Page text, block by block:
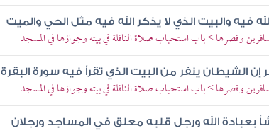
فيه والبيت الذي لا يذكر الله فيه مثل الحي والميت
وقصرها > باب استحباب صلاة النافلة في بيته وجوازها في المسجد
إن الشيطان ينفر من البيت الذي تقرأ فيه سورة البقرة
وقصرها > باب استحباب صلاة النافلة في بيته وجوازها في المسجد
بعبادة الله ورجل قلبه معلق في المساجد ورجلان